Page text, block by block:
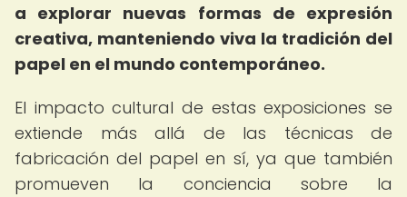
a explorar nuevas formas de expresión
creativa, manteniendo viva la tradición del
papel en el mundo contemporáneo.
El impacto cultural de estas exposiciones se
extiende más allá de las técnicas de
fabricación del papel en sí, ya que también
promueven la conciencia sobre la